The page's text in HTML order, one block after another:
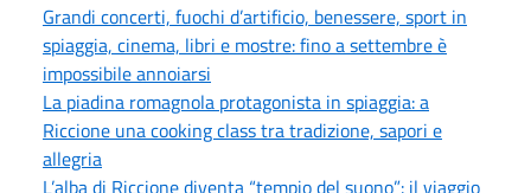
Grandi concerti, fuochi d’artificio, benessere, sport in
spiaggia, cinema, libri e mostre: fino a settembre è
impossibile annoiarsi
La piadina romagnola protagonista in spiaggia: a
Riccione una cooking class tra tradizione, sapori e
allegria
L’alba di Riccione diventa “tempio del suono”: il viaggio